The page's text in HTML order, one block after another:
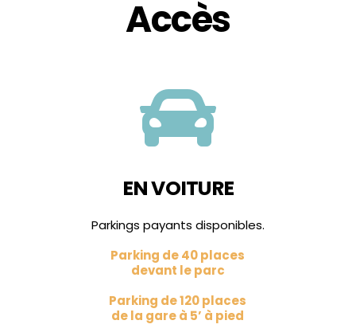
Accès

EN VOITURE
Parkings payants disponibles.
Parking de 40 places
devant le parc
Parking de 120 places
de la gare à 5’ à pied